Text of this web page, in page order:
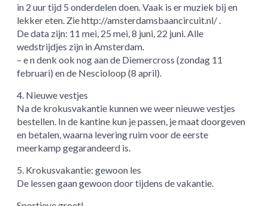
in 2 uur tijd 5 onderdelen doen. Vaak is er muziek bij en
lekker eten. Zie http://amsterdamsbaancircuit.nl/ .
De data zijn: 11 mei, 25 mei, 8 juni, 22 juni. Alle
wedstrijdjes zijn in Amsterdam.
– e n denk ook nog aan de Diemercross (zondag 11
februari) en de Nescioloop (8 april).
4. Nieuwe vestjes
Na de krokusvakantie kunnen we weer nieuwe vestjes
bestellen. In de kantine kun je passen, je maat doorgeven
en betalen, waarna levering ruim voor de eerste
meerkamp gegarandeerd is.
5. Krokusvakantie: gewoon les
De lessen gaan gewoon door tijdens de vakantie.